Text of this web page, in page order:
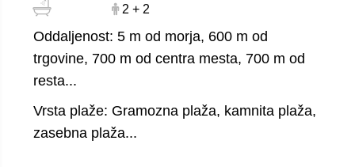
2 + 2
Oddaljenost: 5 m od morja, 600 m od
trgovine, 700 m od centra mesta, 700 m od
resta...
Vrsta plaže: Gramozna plaža, kamnita plaža,
zasebna plaža...